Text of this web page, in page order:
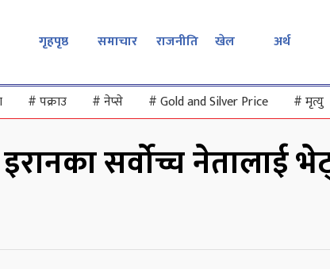
गृहपृष्ठ समाचार राजनीति खेल अर्थ
#पक्राउ #नेप्से #Gold and Silver Price #मृत्यु
सर्वोच्च नेतालाई